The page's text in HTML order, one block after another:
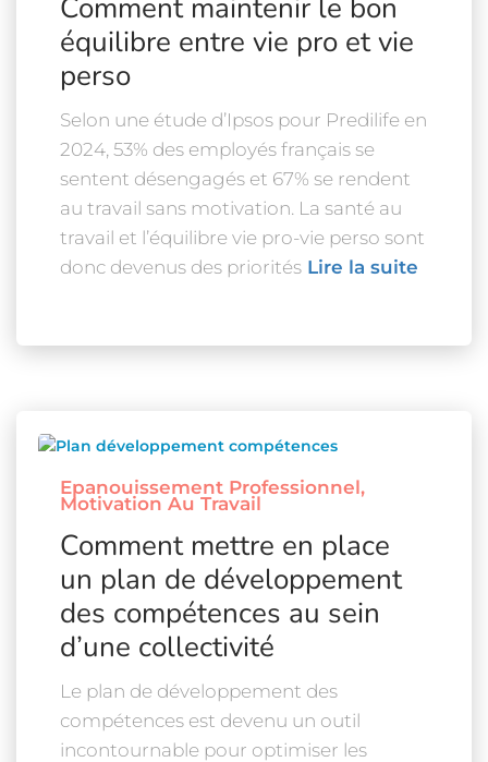
Comment maintenir le bon
équilibre entre vie pro et vie
perso
Selon une étude d’Ipsos pour Predilife en
2024, 53% des employés français se
sentent désengagés et 67% se rendent
au travail sans motivation. La santé au
travail et l’équilibre vie pro-vie perso sont
donc devenus des priorités Lire la suite
Epanouissement Professionnel
Motivation Au Travail
Comment mettre en place
un plan de développement
des compétences au sein
d’une collectivité
Le plan de développement des
compétences est devenu un outil
incontournable pour optimiser les